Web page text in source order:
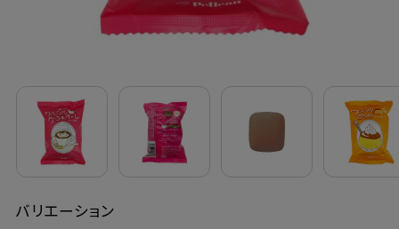
お問い合わせ
ご利用案内
よくあるご質問
会員登録でお得
バリエーション